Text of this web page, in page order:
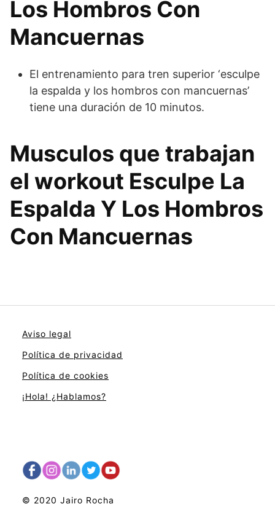
Los Hombros Con
Mancuernas
El entrenamiento para tren superior ‘esculpe
la espalda y los hombros con mancuernas’
tiene una duración de 10 minutos.
Musculos que trabajan
el workout Esculpe La
Espalda Y Los Hombros
Con Mancuernas
Aviso legal
Política de privacidad
Política de cookies
¡Hola! ¿Hablamos?
© 2020 Jairo Rocha